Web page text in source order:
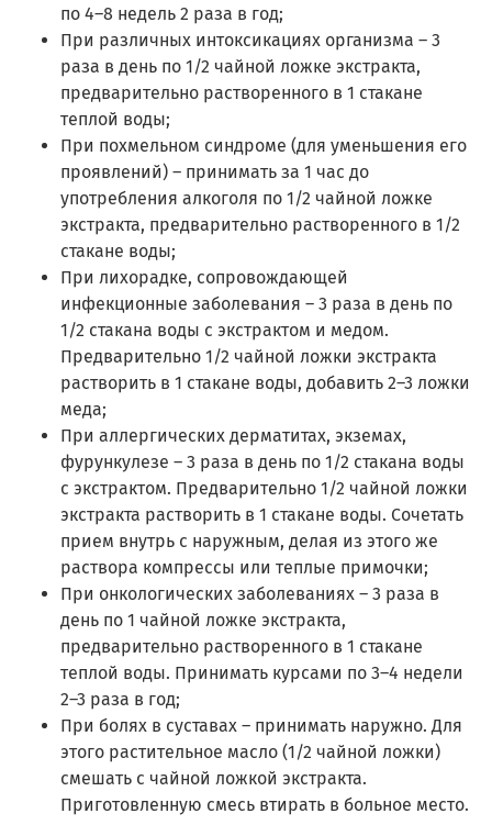
по 4–8 недель 2 раза в год;
При различных интоксикациях организма – 3
раза в день по 1/2 чайной ложке экстракта,
предварительно растворенного в 1 стакане
теплой воды;
При похмельном синдроме (для уменьшения его
проявлений) – принимать за 1 час до
употребления алкоголя по 1/2 чайной ложке
экстракта, предварительно растворенного в 1/2
стакане воды;
При лихорадке, сопровождающей
инфекционные заболевания – 3 раза в день по
1/2 стакана воды с экстрактом и медом.
Предварительно 1/2 чайной ложки экстракта
растворить в 1 стакане воды, добавить 2–3 ложки
меда;
При аллергических дерматитах, экземах,
фурункулезе – 3 раза в день по 1/2 стакана воды
с экстрактом. Предварительно 1/2 чайной ложки
экстракта растворить в 1 стакане воды. Сочетать
прием внутрь с наружным, делая из этого же
раствора компрессы или теплые примочки;
При онкологических заболеваниях – 3 раза в
день по 1 чайной ложке экстракта,
предварительно растворенного в 1 стакане
теплой воды. Принимать курсами по 3–4 недели
2–3 раза в год;
При болях в суставах – принимать наружно. Для
этого растительное масло (1/2 чайной ложки)
смешать с чайной ложкой экстракта.
Приготовленную смесь втирать в больное место.